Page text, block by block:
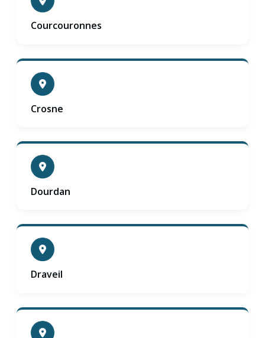
Courcouronnes
Crosne
Dourdan
Draveil